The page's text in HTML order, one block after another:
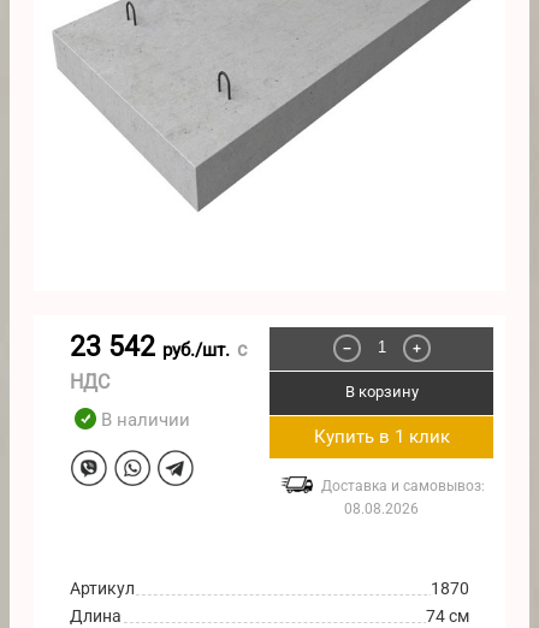
23 542 руб./шт. с
НДС
В наличии
− +
В корзину
Купить в 1 клик
Доставка и самовывоз:
08.08.2026
Артикул
1870
Длина
74 см